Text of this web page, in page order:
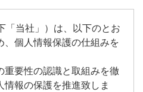
「当社」）は、以下のとお
、個人情報保護の仕組みを
重要性の認識と取組みを徹
情報の保護を推進致しま